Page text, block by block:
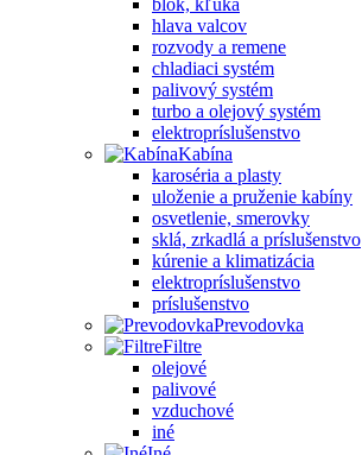
blok, kľuka
hlava valcov
rozvody a remene
chladiaci systém
palivový systém
turbo a olejový systém
elektropríslušenstvo
Kabína
karoséria a plasty
uloženie a pruženie kabíny
osvetlenie, smerovky
sklá, zrkadlá a príslušenstvo
kúrenie a klimatizácia
elektropríslušenstvo
príslušenstvo
Prevodovka
Filtre
olejové
palivové
vzduchové
iné